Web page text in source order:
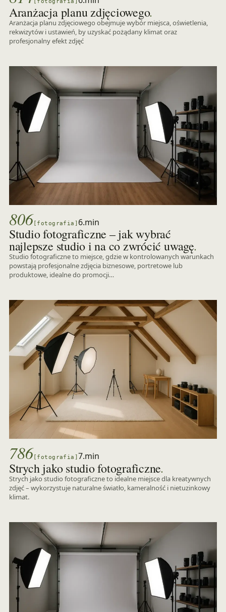
Aranżacja planu zdjęciowego.
Aranżacja planu zdjęciowego obejmuje wybór miejsca, oświetlenia,
rekwizytów i ustawień, by uzyskać pożądany klimat oraz
profesjonalny efekt zdjęć
806 [fotografia] 6.min
Studio fotograficzne – jak wybrać
najlepsze studio i na co zwrócić uwagę.
Studio fotograficzne to miejsce, gdzie w kontrolowanych warunkach
powstają profesjonalne zdjęcia biznesowe, portretowe lub
produktowe, idealne do promocji…
786 [fotografia] 7.min
Strych jako studio fotograficzne.
Strych jako studio fotograficzne to idealne miejsce dla kreatywnych
zdjęć – wykorzystuje naturalne światło, kameralność i nietuzinkowy
klimat.